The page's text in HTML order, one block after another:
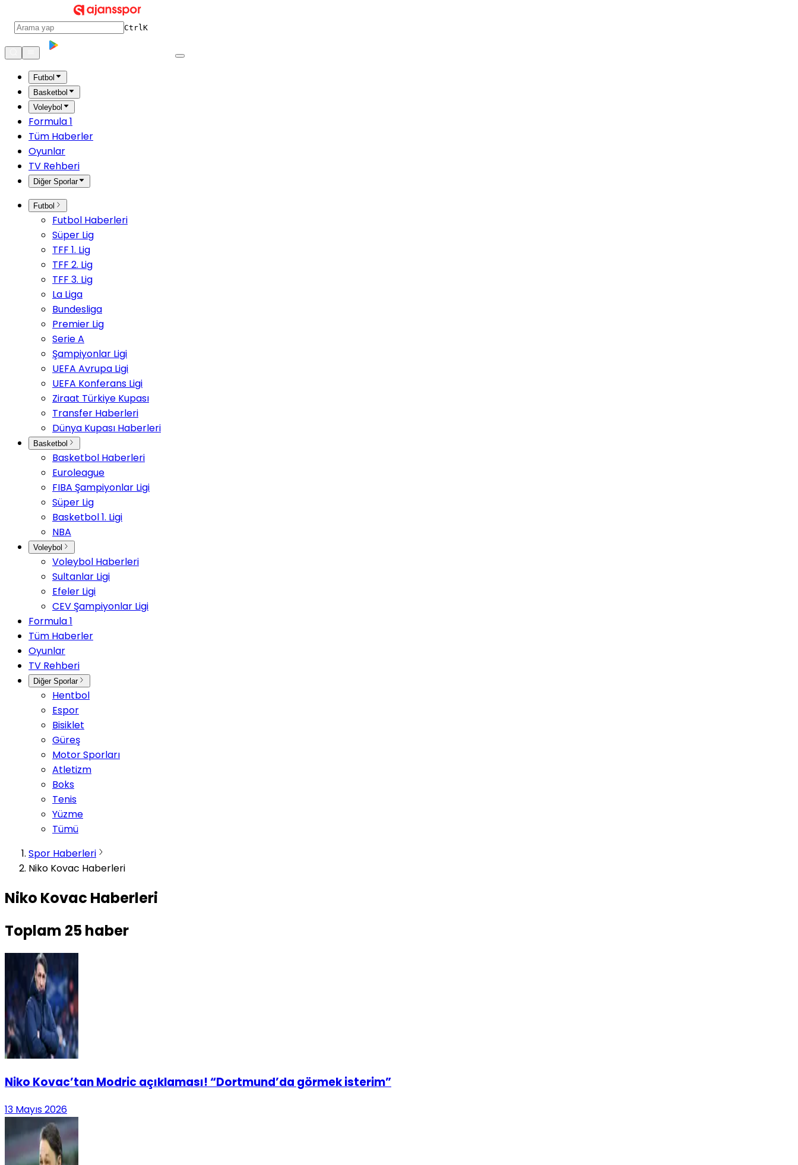
CtrlK
Futbol
Basketbol
Voleybol
Formula 1
Tüm Haberler
Oyunlar
TV Rehberi
Diğer Sporlar
Futbol
Futbol Haberleri
Süper Lig
TFF 1. Lig
TFF 2. Lig
TFF 3. Lig
La Liga
Bundesliga
Premier Lig
Serie A
Şampiyonlar Ligi
UEFA Avrupa Ligi
UEFA Konferans Ligi
Ziraat Türkiye Kupası
Transfer Haberleri
Dünya Kupası Haberleri
Basketbol
Basketbol Haberleri
Euroleague
FIBA Şampiyonlar Ligi
Süper Lig
Basketbol 1. Ligi
NBA
Voleybol
Voleybol Haberleri
Sultanlar Ligi
Efeler Ligi
CEV Şampiyonlar Ligi
Formula 1
Tüm Haberler
Oyunlar
TV Rehberi
Diğer Sporlar
Hentbol
Espor
Bisiklet
Güreş
Motor Sporları
Atletizm
Boks
Tenis
Yüzme
Tümü
Spor Haberleri
Niko Kovac Haberleri
Niko Kovac Haberleri
Toplam 25haber
Niko Kovac’tan Modric açıklaması! “Dortmund’da görmek isterim”
13 Mayıs 2026